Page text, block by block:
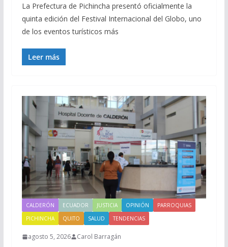
La Prefectura de Pichincha presentó oficialmente la
quinta edición del Festival Internacional del Globo, uno
de los eventos turísticos más
Leer más
CALDERÓN ECUADOR JUSTICIA OPINIÓN
PARROQUIAS
PICHINCHA
QUITO SALUD TENDENCIAS
agosto 5, 2026 Carol Barragán